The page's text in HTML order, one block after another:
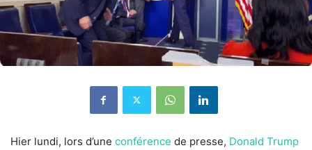
Hier lundi, lors d’une conférence de presse, Donald Trump